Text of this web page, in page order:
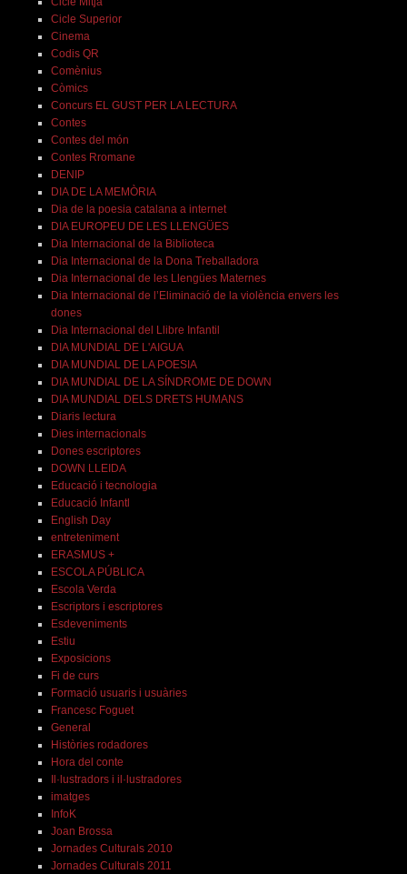
Cicle Superior
Cinema
Codis QR
Comènius
Còmics
Concurs EL GUST PER LA LECTURA
Contes
Contes del món
Contes Rromane
DENIP
DIA DE LA MEMÒRIA
Dia de la poesia catalana a internet
DIA EUROPEU DE LES LLENGÜES
Dia Internacional de la Biblioteca
Dia Internacional de la Dona Treballadora
Dia Internacional de les Llengües Maternes
Dia Internacional de l’Eliminació de la violència envers les
dones
Dia Internacional del Llibre Infantil
DIA MUNDIAL DE L'AIGUA
DIA MUNDIAL DE LA POESIA
DIA MUNDIAL DE LA SÍNDROME DE DOWN
DIA MUNDIAL DELS DRETS HUMANS
Diaris lectura
Dies internacionals
Dones escriptores
DOWN LLEIDA
Educació i tecnologia
Educació Infantl
English Day
entreteniment
ERASMUS +
ESCOLA PÚBLICA
Escola Verda
Escriptors i escriptores
Esdeveniments
Estiu
Exposicions
Fi de curs
Formació usuaris i usuàries
Francesc Foguet
General
Històries rodadores
Hora del conte
Il·lustradors i il·lustradores
imatges
InfoK
Joan Brossa
Jornades Culturals 2010
Jornades Culturals 2011